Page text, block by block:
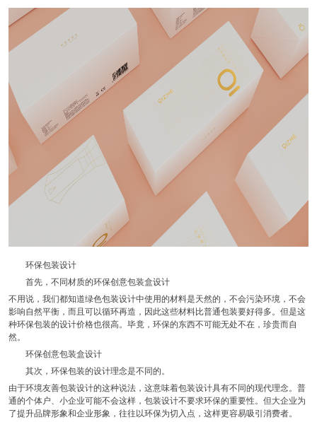
环保包装设计
首先，不同材质的环保创意包装盒设计
不用说，我们都知道绿色包装设计中使用的材料是天然的，不会污染环境，不会
影响自然平衡，而且可以循环再造，因此这些材料比普通包装要好得多。但是这
种环保包装的设计价格也很高。毕竟，环保的东西不可能无处不在，珍贵而自
然。
环保创意包装盒设计
其次，环保包装的设计理念是不同的。
由于环境友善包装设计的这种说法，这意味着包装设计具有不同的现代理念。普
通的个体户、小企业可能不会这样，包装设计不要求环保的重要性。但大企业为
了提升品牌形象和企业形象，往往以环保为切入点，这样更容易吸引消费者。